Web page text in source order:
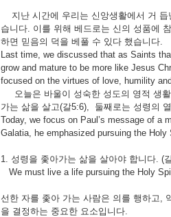
지난 시간에 우리는 신앙생활에서 거 듭
습니다. 이를 위해 베드로는 신의 성품에
하면 믿음의 덕을 베풀 수 있다 했습니다.
Last time, we discussed that as Saints
grow and mature to be more like Jesus
focused on the virtues of love, humility
오늘은 바울이 성숙한 성도의 영적 생활
가는 삶을 살고(갈5:6), 둘째로는 성령의
Today, we focus on Paul’s message of a
Galatia, he emphasized pursuing the
1. 성령을 좇아가는 삶을 살아야 합니다. (
We must live a life pursuing the Holy
선한 자를 좇아 가는 사람은 의를 행하고,
을 결정하는 중요한 요소입니다.